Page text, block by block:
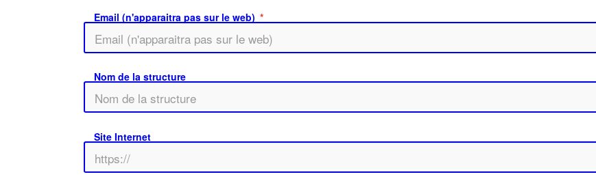
Email (n'apparaitra pas sur le web)
Nom de la structure
Site Internet